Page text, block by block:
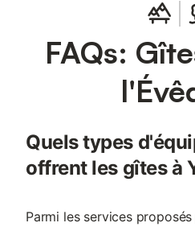
FAQs:
Quels types
offrent les gîtes à
Parmi les services